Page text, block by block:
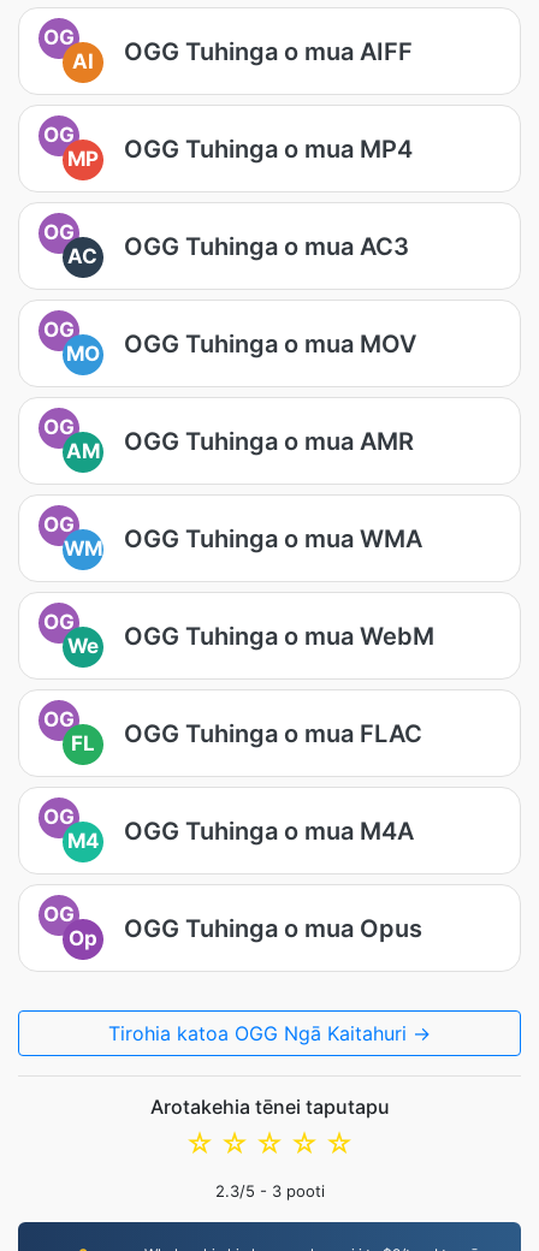
OG
AI
OGG Tuhinga o mua AIFF
OG
MP
OGG Tuhinga o mua MP4
OG
AC
OGG Tuhinga o mua AC3
OG
MO
OGG Tuhinga o mua MOV
OG
AM
OGG Tuhinga o mua AMR
OG
WM
OGG Tuhinga o mua WMA
OG
We
OGG Tuhinga o mua WebM
OG
FL
OGG Tuhinga o mua FLAC
OG
M4
OGG Tuhinga o mua M4A
OG
Op
OGG Tuhinga o mua Opus
Tirohia katoa OGG Ngā Kaitahuri →
Arotakehia tēnei taputapu
☆
☆
☆
☆
☆
2.3/5 - 3pooti